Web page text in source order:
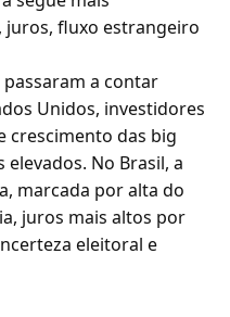
fluxo estrangeiro
a contar
Unidos, investidores
crescimento das big
No Brasil, a
marcada por alta do
juros mais altos por
eleitoral e